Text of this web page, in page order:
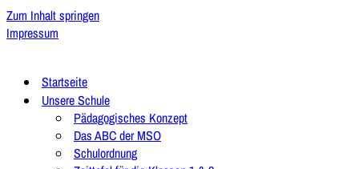
Zum Inhalt springen
Impressum
Startseite
Unsere Schule
Pädagogisches Konzept
Das ABC der MSO
Schulordnung